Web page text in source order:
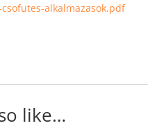
alkalmazasok.pdf
like…